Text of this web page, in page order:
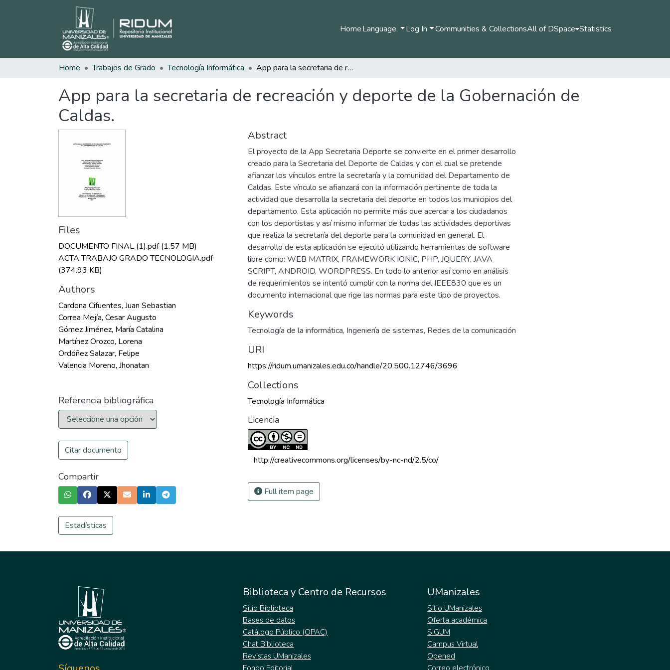
HomeLanguage Log In Communities & CollectionsAll of DSpace Statistics
Home Trabajos de Grado Tecnología Informática App para la secretaria de recreación y deporte de la Gobernación de Caldas.
App para la secretaria de recreación y deporte de la Gobernación de
Caldas.
Files
DOCUMENTO FINAL (1).pdf(1.57 MB)
ACTA TRABAJO GRADO TECNOLOGIA.pdf
(374.93 KB)
Authors
Cardona Cifuentes, Juan Sebastian
Correa Mejía, Cesar Augusto
Gómez Jiménez, María Catalina
Martínez Orozco, Lorena
Ordóñez Salazar, Felipe
Valencia Moreno, Jhonatan
Referencia bibliográfica
Citar documento
Compartir
Estadísticas
Abstract
El proyecto de la App Secretaria Deporte se convierte en el primer desarrollo
creado para la Secretaria del Deporte de Caldas y con el cual se pretende
afianzar los vínculos entre la secretaría y la comunidad del Departamento de
Caldas. Este vínculo se afianzará con la información pertinente de toda la
actividad que desarrolla la secretaria del deporte en todos los municipios del
departamento. Esta aplicación no permite más que acercar a los ciudadanos
con los deportistas y así mismo informar de todas las actividades deportivas
que realiza la secretaría del deporte para la comunidad en general. El
desarrollo de esta aplicación se ejecutó utilizando herramientas de software
libre como: WEB MATRIX, FRAMEWORK IONIC, PHP, JQUERY, JAVA
SCRIPT, ANDROID, WORDPRESS. En todo lo anterior así como en análisis
de requerimientos se intentó cumplir con la norma del IEEE830 que es un
documento internacional que rige las normas para este tipo de proyectos.
Keywords
Tecnología de la informática, Ingeniería de sistemas, Redes de la comunicación
URI
https://ridum.umanizales.edu.co/handle/20.500.12746/3696
Collections
Tecnología Informática
Licencia
http://creativecommons.org/licenses/by-nc-nd/2.5/co/
Full item page
Biblioteca y Centro de Recursos
Sitio Biblioteca
Bases de datos
Catálogo Público (OPAC)
Chat Biblioteca
Revistas UManizales
Fondo Editorial
UManizales
Sitio UManizales
Oferta académica
SIGUM
Campus Virtual
Opened
Correo electrónico